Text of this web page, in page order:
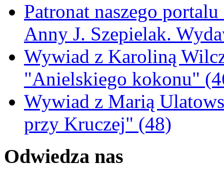
Patronat naszego
Anny J. Szepielak.
Wywiad z Karoliną
"Anielskiego kokonu"
Wywiad z Marią
przy Kruczej" (48)
Odwiedza nas